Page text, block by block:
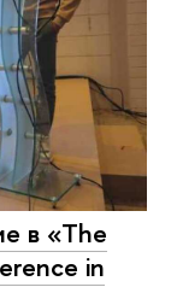
в «The
in